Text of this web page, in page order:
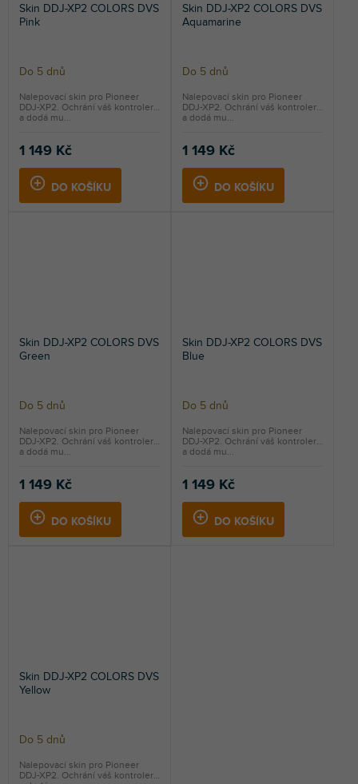
Skin DDJ-XP2 COLORS DVS
Pink
Do 5 dnů
1 149 Kč
DO KOŠÍKU
Nalepovací skin pro Pioneer
DDJ-XP2. Ochrání váš kontroler
a dodá mu...
Skin DDJ-XP2 COLORS DVS
Aquamarine
Do 5 dnů
1 149 Kč
DO KOŠÍKU
Nalepovací skin pro Pioneer
DDJ-XP2. Ochrání váš kontroler
a dodá mu...
Skin DDJ-XP2 COLORS DVS
Green
Do 5 dnů
1 149 Kč
DO KOŠÍKU
Nalepovací skin pro Pioneer
DDJ-XP2. Ochrání váš kontroler
a dodá mu...
Skin DDJ-XP2 COLORS DVS
Blue
Do 5 dnů
1 149 Kč
DO KOŠÍKU
Nalepovací skin pro Pioneer
DDJ-XP2. Ochrání váš kontroler
a dodá mu...
Skin DDJ-XP2 COLORS DVS
Yellow
Do 5 dnů
Nalepovací skin pro Pioneer
DDJ-XP2. Ochrání váš kontroler